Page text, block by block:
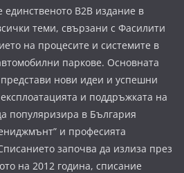
единственото B2B издание в
теми, свързани с Фасилити
на процесите и системите в
паркове. Основната
нови идеи и успешни
и поддръжката на
популяризира в България
и професията
започва да излиза през
на 2012 година, списание